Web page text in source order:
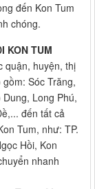
đến Kon Tum
chóng.
KON TUM
quận, huyện, thị
Sóc Trăng,
Long Phú,
đến tất cả
Tum, như: TP.
Hồi, Kon
nhanh